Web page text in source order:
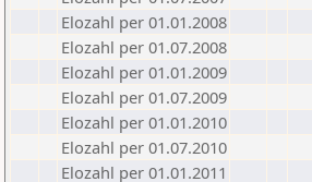
Elozahl per 01.01.2008
Elozahl per 01.07.2008
Elozahl per 01.01.2009
Elozahl per 01.07.2009
Elozahl per 01.01.2010
Elozahl per 01.07.2010
Elozahl per 01.01.2011